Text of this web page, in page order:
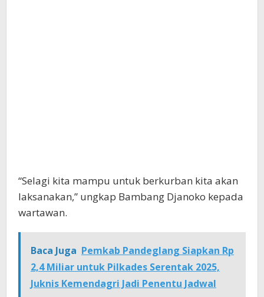
“Selagi kita mampu untuk berkurban kita akan
laksanakan,” ungkap Bambang Djanoko kepada
wartawan.
Baca Juga Pemkab Pandeglang Siapkan Rp
2,4 Miliar untuk Pilkades Serentak 2025,
Juknis Kemendagri Jadi Penentu Jadwal